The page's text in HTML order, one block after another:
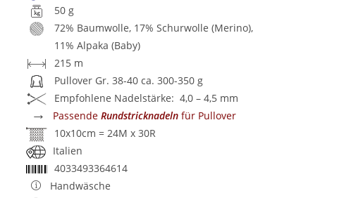
50 g
72% Baumwolle, 17% Schurwolle (Merino),
11% Alpaka (Baby)
215 m
Pullover Gr. 38-40 ca. 300-350 g
Empfohlene Nadelstärke: 4,0 – 4,5 mm
→ PassendeRundstricknadeln für Pullover
10x10cm = 24M x 30R
Italien
4033493364614
Handwäsche